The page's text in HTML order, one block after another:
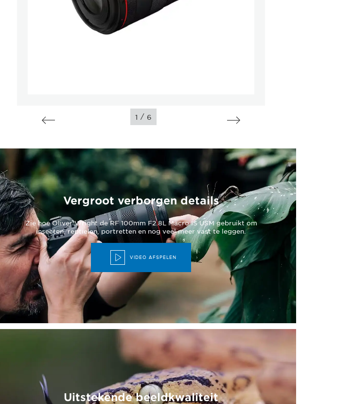
1 / 6
Vergroot verborgen details
Zie hoe Oliver Wright de RF 100mm F2.8L Macro IS USM gebruikt om
insecten, reptielen, portretten en nog veel meer vast te leggen.
VIDEO AFSPELEN
Uitstekende beeldkwaliteit